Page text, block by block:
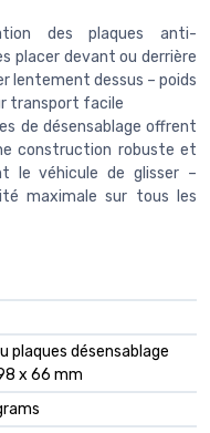
des plaques anti-
placer devant ou derrière
lentement dessus – poids
transport facile
de désensablage offrent
construction robuste et
le véhicule de glisser –
maximale sur tous les
plaques désensablage
x 66 mm